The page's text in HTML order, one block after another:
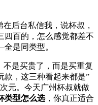
后台私信我，说杯叔，
四百的，怎么感觉都差不
是同类型。
是买贵了，而是买重复
款，这三种看起来都是”
元。今天广州杯叔就做
类型怎么选，你真正适合